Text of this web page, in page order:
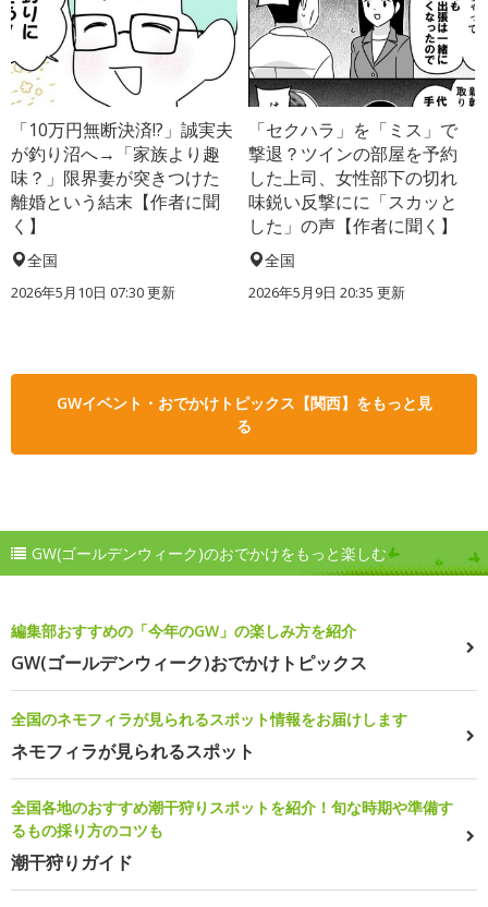
「10万円無断決済!?」誠実夫
が釣り沼へ→「家族より趣
味？」限界妻が突きつけた
離婚という結末【作者に聞
く】
全国
2026年5月10日 07:30 更新
「セクハラ」を「ミス」で
撃退？ツインの部屋を予約
した上司、女性部下の切れ
味鋭い反撃にに「スカッと
した」の声【作者に聞く】
全国
2026年5月9日 20:35 更新
GWイベント・おでかけトピックス【関西】をもっと見
る
GW(ゴールデンウィーク)のおでかけをもっと楽しむ
編集部おすすめの「今年のGW」の楽しみ方を紹介
GW(ゴールデンウィーク)おでかけトピックス
全国のネモフィラが見られるスポット情報をお届けします
ネモフィラが見られるスポット
全国各地のおすすめ潮干狩りスポットを紹介！旬な時期や準備す
るもの採り方のコツも
潮干狩りガイド